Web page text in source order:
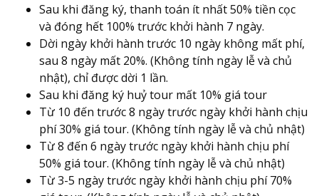
Sau khi đăng ký, thanh toán ít nhất 50% tiền cọc
và đóng hết 100% trước khởi hành 7 ngày.
Dời ngày khởi hành trước 10 ngày không mất phí,
sau 8 ngày mất 20%. (Không tính ngày lễ và chủ
nhật), chỉ được dời 1 lần.
Sau khi đăng ký huỷ tour mất 10% giá tour
Từ 10 đến trước 8 ngày trước ngày khởi hành chịu
phí 30% giá tour. (Không tính ngày lễ và chủ nhật)
Từ 8 đến 6 ngày trước ngày khởi hành chịu phí
50% giá tour. (Không tính ngày lễ và chủ nhật)
Từ 3-5 ngày trước ngày khởi hành chịu phí 70%